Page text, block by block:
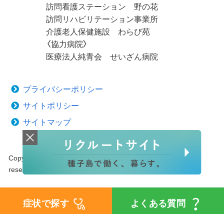
症状で探す よくある質問
訪問看護ステーション 野の花
訪問リハビリテーション事業所
介護老人保健施設 わらび苑
〈協力病院〉
医療法人純青会 せいざん病院
プライバシーポリシー
サイトポリシー
サイトマップ
Copyright © 2020 Tanegashima Medical Center. All rights
reserved.